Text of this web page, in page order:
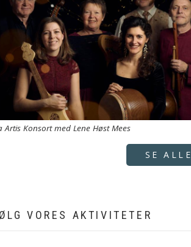
Artis Konsort med Lene Høst Mees
SE ALLE
VORES AKTIVITETER